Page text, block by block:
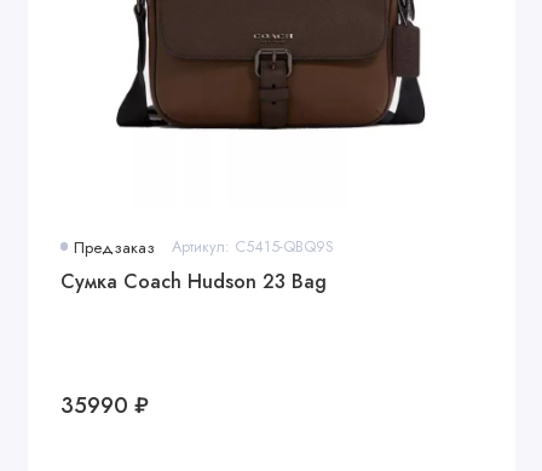
Предзаказ Артикул: C5415-QBQ9S
Сумка Coach Hudson 23 Bag
35990 ₽